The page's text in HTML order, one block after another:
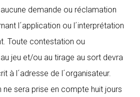
demande ou réclamation
l´application ou l´interprétation
Toute contestation ou
jeu et/ou au tirage au sort devra
à l´adresse de l´organisateur.
sera prise en compte huit jours